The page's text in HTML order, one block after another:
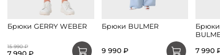
Брюки GERRY WEBER
15 990 ₽
Брюки BULMER
9 990 ₽
7 990